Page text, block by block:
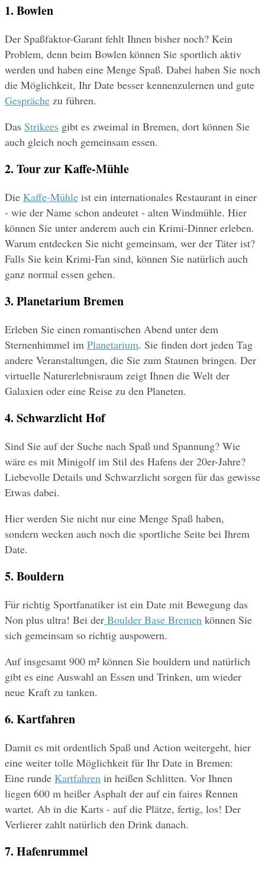
1. Bowlen
Der Spaßfaktor-Garant fehlt Ihnen bisher noch? Kein
Problem, denn beim Bowlen können Sie sportlich aktiv
werden und haben eine Menge Spaß. Dabei haben Sie noch
Gespräche zu führen.
Das Strikees gibt es zweimal in Bremen, dort können Sie
auch gleich noch gemeinsam essen.
2. Tour zur Kaffe-Mühle
Die Kaffe-Mühle ist ein internationales Restaurant in einer
- wie der Name schon andeutet - alten Windmühle. Hier
können Sie unter anderem auch ein Krimi-Dinner erleben.
Warum entdecken Sie nicht gemeinsam, wer der Täter ist?
Falls Sie kein Krimi-Fan sind, können Sie natürlich auch
ganz normal essen gehen.
3. Planetarium Bremen
Erleben Sie einen romantischen Abend unter dem
Sternenhimmel im Planetarium. Sie finden dort jeden Tag
andere Veranstaltungen, die Sie zum Staunen bringen. Der
virtuelle Naturerlebnisraum zeigt Ihnen die Welt der
Galaxien oder eine Reise zu den Planeten.
4. Schwarzlicht Hof
Sind Sie auf der Suche nach Spaß und Spannung? Wie
wäre es mit Minigolf im Stil des Hafens der 20er-Jahre?
Liebevolle Details und Schwarzlicht sorgen für das gewisse
Etwas dabei.
Hier werden Sie nicht nur eine Menge Spaß haben,
sondern wecken auch noch die sportliche Seite bei Ihrem
Date.
5. Bouldern
Für richtig Sportfanatiker ist ein Date mit Bewegung das
Non plus ultra! Bei der Boulder Base Bremen können Sie
sich gemeinsam so richtig auspowern.
Auf insgesamt 900 m² können Sie bouldern und natürlich
gibt es eine Auswahl an Essen und Trinken, um wieder
neue Kraft zu tanken.
6. Kartfahren
Damit es mit ordentlich Spaß und Action weitergeht, hier
eine weiter tolle Möglichkeit für Ihr Date in Bremen:
Eine runde Kartfahren in heißen Schlitten. Vor Ihnen
liegen 600 m heißer Asphalt der auf ein faires Rennen
wartet. Ab in die Karts - auf die Plätze, fertig, los! Der
Verlierer zahlt natürlich den Drink danach.
7. Hafenrummel